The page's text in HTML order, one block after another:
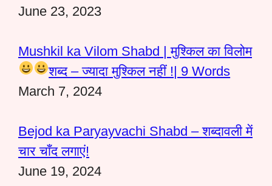
June 23, 2023
Mushkil ka Vilom Shabd | मुश्किल का विलोम
शब्द – ज्यादा मुश्किल नहीं !| 9 Words
March 7, 2024
Bejod ka Paryayvachi Shabd – शब्दावली में
चार चाँद लगाएं!
June 19, 2024